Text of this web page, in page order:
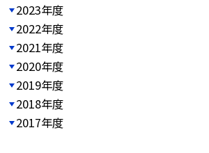
2023年度
2022年度
2021年度
2020年度
2019年度
2018年度
2017年度